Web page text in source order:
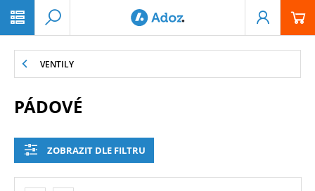
VENTILY
PÁDOVÉ
ZOBRAZIT DLE FILTRU